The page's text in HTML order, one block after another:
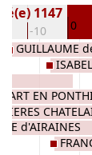
-10 0
1147
EN
d'AIRAINES
GUILLAUME